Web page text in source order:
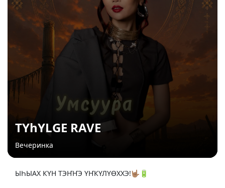
TYhYLGE RAVE
Вечеринка
ЫҺЫАХ КҮН ТЭҤҤЭ ҮҤКҮЛҮӨХХЭ!🤟🏽🔋